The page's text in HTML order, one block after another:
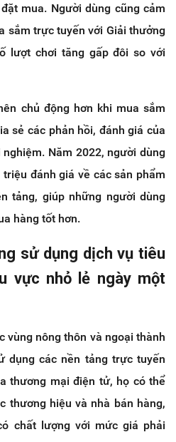
mua. Người dùng cũng cảm
sắm trực tuyến với Giải thưởng
lượt chơi tăng gấp đôi so với
chủ động hơn khi mua sắm
sẻ các phản hồi, đánh giá của
Năm 2022, người dùng
đánh giá về các sản phẩm
tảng, giúp những người dùng
hàng tốt hơn.
sử dụng dịch vụ tiêu
vực nhỏ lẻ ngày một
vùng nông thôn và ngoại thành
dụng các nền tảng trực tuyến
thương mại điện tử, họ có thể
thương hiệu và nhà bán hàng,
chất lượng với mức giá phải